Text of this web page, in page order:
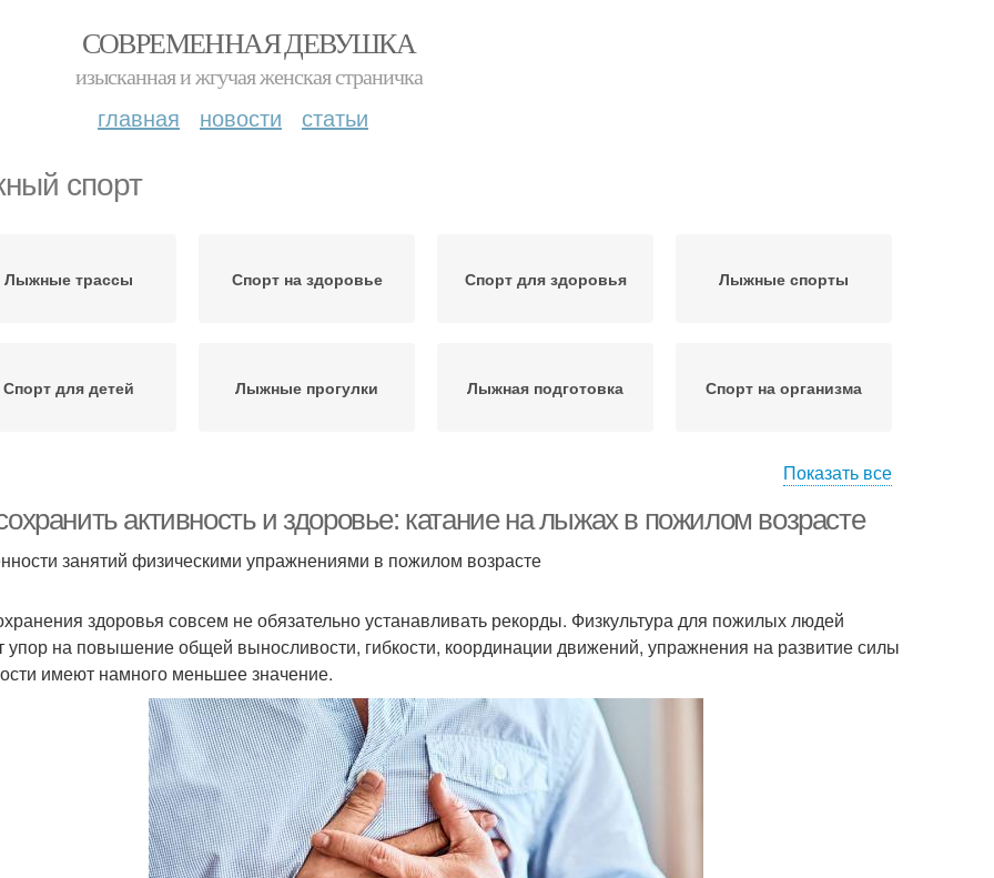
СОВРЕМЕННАЯ ДЕВУШКА
изысканная и жгучая женская страничка
главная новости статьи
спорт
Лыжные трассы Спорт на здоровье Спорт для здоровья Лыжные спорты
Спорт для детей Лыжные прогулки Лыжная подготовка Спорт на организма
подготовке
Показать все
активность и здоровье: катание на лыжах в пожилом возрасте
занятий физическими упражнениями в пожилом возрасте
здоровья совсем не обязательно устанавливать рекорды. Физкультура для пожилых людей
упор на повышение общей выносливости, гибкости, координации движений, упражнения на развитие силы
имеют намного меньшее значение.